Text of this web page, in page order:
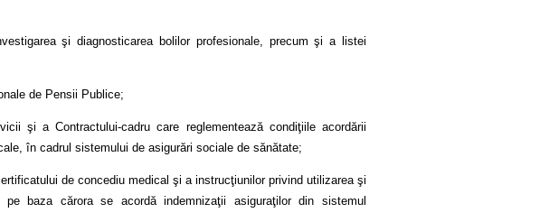
şi diagnosticarea bolilor profesionale, precum şi a listei
de Pensii Publice;
şi a Contractului-cadru care reglementează condiţiile acordării
în cadrul sistemului de asigurări sociale de sănătate;
de concediu medical şi a instrucţiunilor privind utilizarea şi
baza cărora se acordă indemnizaţii asiguraţilor din sistemul